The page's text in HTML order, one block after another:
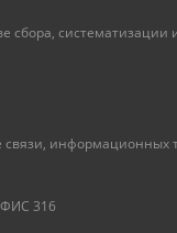
систематизации
информационных
316